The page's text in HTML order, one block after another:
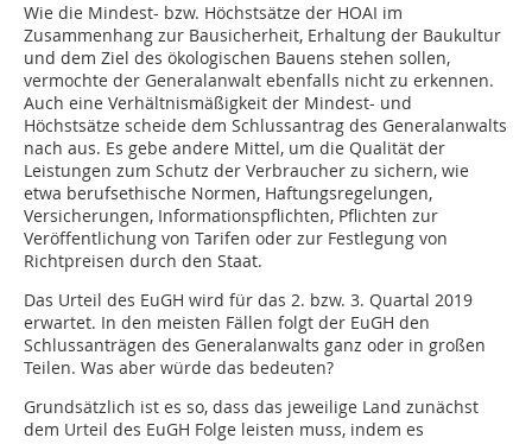
Wie die Mindest- bzw. Höchstsätze der HOAI im
Zusammenhang zur Bausicherheit, Erhaltung der Baukultur
und dem Ziel des ökologischen Bauens stehen sollen,
vermochte der Generalanwalt ebenfalls nicht zu erkennen.
Auch eine Verhältnismäßigkeit der Mindest- und
Höchstsätze scheide dem Schlussantrag des Generalanwalts
nach aus. Es gebe andere Mittel, um die Qualität der
Leistungen zum Schutz der Verbraucher zu sichern, wie
etwa berufsethische Normen, Haftungsregelungen,
Versicherungen, Informationspflichten, Pflichten zur
Veröffentlichung von Tarifen oder zur Festlegung von
Richtpreisen durch den Staat.
Das Urteil des EuGH wird für das 2. bzw. 3. Quartal 2019
erwartet. In den meisten Fällen folgt der EuGH den
Schlussanträgen des Generalanwalts ganz oder in großen
Teilen. Was aber würde das bedeuten?
Grundsätzlich ist es so, dass das jeweilige Land zunächst
dem Urteil des EuGH Folge leisten muss, indem es